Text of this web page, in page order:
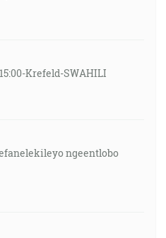
Krefeld-SWAHILI
ngeentlobo